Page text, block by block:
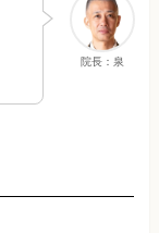
院長：泉